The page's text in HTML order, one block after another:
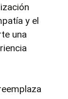
y el
una